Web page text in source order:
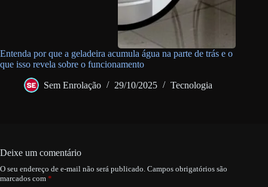
Entenda por que a geladeira acumula água na parte de trás e o
que isso revela sobre o funcionamento
Sem Enrolação 29/10/2025 Tecnologia
Deixe um comentário
O seu endereço de e-mail não será publicado. Campos obrigatórios são
marcados com *